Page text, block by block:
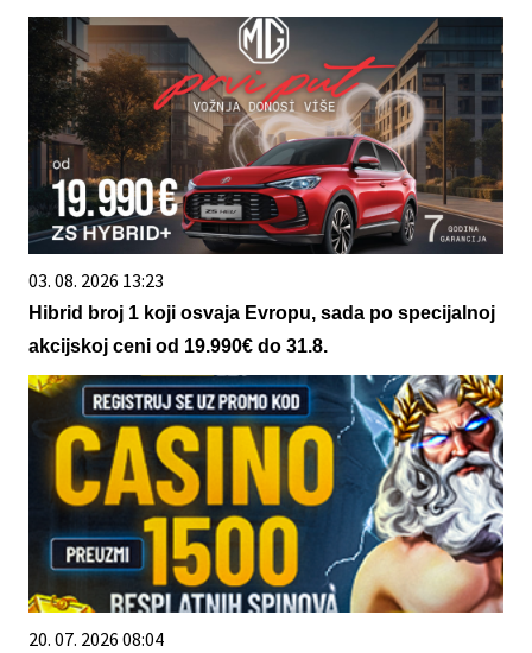
03. 08. 2026 13:23
Hibrid broj 1 koji osvaja Evropu, sada po specijalnoj
akcijskoj ceni od 19.990€ do 31.8.
20. 07. 2026 08:04